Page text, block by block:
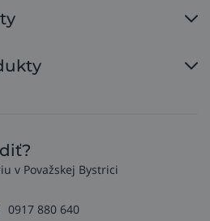
v Považskej Bystrici
0917 880 640